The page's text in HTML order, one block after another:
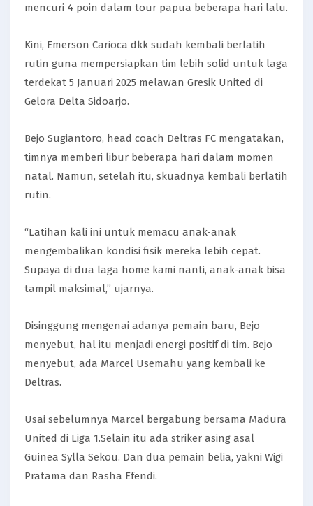
mencuri 4 poin dalam tour papua beberapa hari lalu.
Kini, Emerson Carioca dkk sudah kembali berlatih
rutin guna mempersiapkan tim lebih solid untuk laga
terdekat 5 Januari 2025 melawan Gresik United di
Gelora Delta Sidoarjo.
Bejo Sugiantoro, head coach Deltras FC mengatakan,
timnya memberi libur beberapa hari dalam momen
natal. Namun, setelah itu, skuadnya kembali berlatih
rutin.
“Latihan kali ini untuk memacu anak-anak
mengembalikan kondisi fisik mereka lebih cepat.
Supaya di dua laga home kami nanti, anak-anak bisa
tampil maksimal,” ujarnya.
Disinggung mengenai adanya pemain baru, Bejo
menyebut, hal itu menjadi energi positif di tim. Bejo
menyebut, ada Marcel Usemahu yang kembali ke
Deltras.
Usai sebelumnya Marcel bergabung bersama Madura
United di Liga 1.Selain itu ada striker asing asal
Guinea Sylla Sekou. Dan dua pemain belia, yakni Wigi
Pratama dan Rasha Efendi.